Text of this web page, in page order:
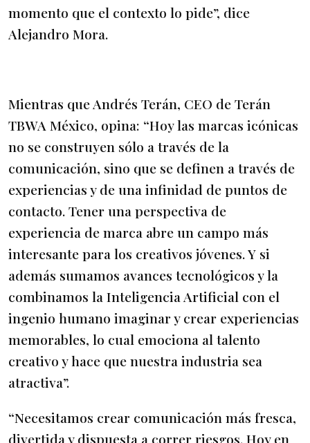
momento que el contexto lo pide”, dice
Alejandro Mora.
Mientras que Andrés Terán, CEO de Terán
TBWA México, opina: “Hoy las marcas icónicas
no se construyen sólo a través de la
comunicación, sino que se definen a través de
experiencias y de una infinidad de puntos de
contacto. Tener una perspectiva de
experiencia de marca abre un campo más
interesante para los creativos jóvenes. Y si
además sumamos avances tecnológicos y la
combinamos la Inteligencia Artificial con el
ingenio humano imaginar y crear experiencias
memorables, lo cual emociona al talento
creativo y hace que nuestra industria sea
atractiva”.
“Necesitamos crear comunicación más fresca,
divertida y dispuesta a correr riesgos. Hoy en